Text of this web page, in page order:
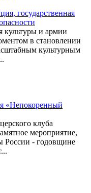
государственная
культуры и армии
в становлении
культурным
«Непокоренный
клуба
мероприятие,
России - годовщине